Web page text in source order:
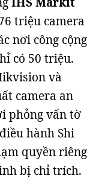
triệu camera
nơi công cộng
có 50 triệu.
và
camera an
phỏng vấn tờ
hành Shi
quyền riêng
bị chỉ trích.